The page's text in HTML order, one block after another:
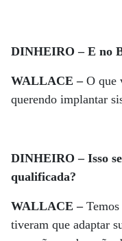
DINHEIRO – E no
WALLACE –O que
querendo implantar
DINHEIRO – Isso
qualificada?
WALLACE –Temos
tiveram que adaptar